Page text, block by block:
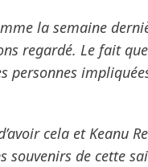
la semaine
regardé. Le fait
personnes
cela et Keanu
souvenirs de cette